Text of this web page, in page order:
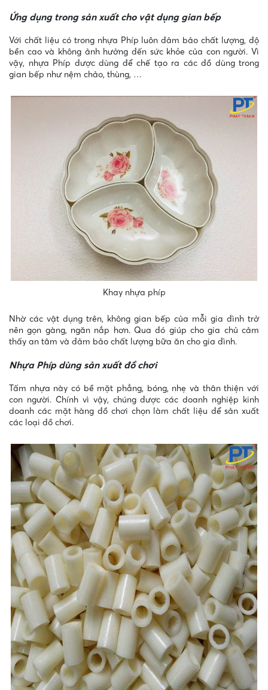
Ứng dụng trong sản xuất cho vật dụng gian bếp
Với chất liệu có trong nhựa Phíp luôn đảm bảo chất lượng, độ
bền cao và không ảnh hưởng đến sức khỏe của con người. Vì
vậy, nhựa Phíp được dùng để chế tạo ra các đồ dùng trong
gian bếp như nệm chảo, thùng, …
Khay nhựa phíp
Nhờ các vật dụng trên, không gian bếp của mỗi gia đình trở
nên gọn gàng, ngăn nắp hơn. Qua đó giúp cho gia chủ cảm
thấy an tâm và đảm bảo chất lượng bữa ăn cho gia đình.
Nhựa Phíp dùng sản xuất đồ chơi
Tấm nhựa này có bề mặt phẳng, bóng, nhẹ và thân thiện với
con người. Chính vì vậy, chúng được các doanh nghiệp kinh
doanh các mặt hàng đồ chơi chọn làm chất liệu để sản xuất
các loại đồ chơi.